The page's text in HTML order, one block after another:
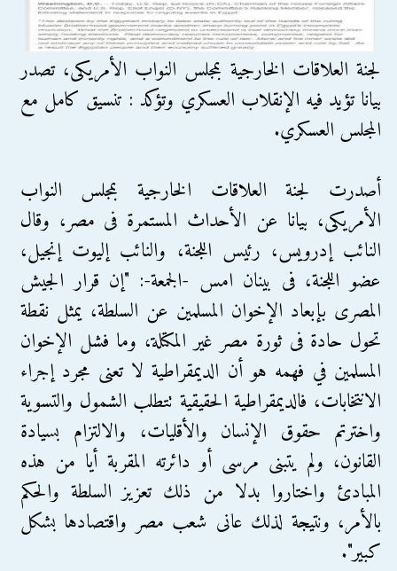
لجنة العلاقات الخارجية بمجلس النواب الأمريكى، تصدر
بيانا تؤيد فيه الإنقلاب العسكري وتؤكد : تنسيق كامل مع
المجلس العسكري.
أصدرت لجنة العلاقات الخارجية بمجلس النواب
الأمريكى، بيانا عن الأحداث المستمرة فى مصر، وقال
النائب إدرويس، رئيس اللجنة، والنائب إليوت إنجيل،
عضو اللجنة، فى بينان امس -الجمعة-: "إن قرار الجيش
المصرى بإبعاد الإخوان المسلمين عن السلطة، يمثل نقطة
تحول حادة فى ثورة مصر غير المكتلة، وما فشل الإخوان
المسلمين في فهمه هو أن الديمقراطية لا تعنى مجرد إجراء
الانتخابات، فالديمقراطية الحقيقية تتطلب الشمول والتسوية
واخترتم حقوق الإنسان والأقليات، والالتزام بسيادة
القانون، ولم يتبنى مرسى أو دائرته المقربة أيا من هذه
المبادئ واختاروا بدلا من ذلك تعزيز السلطة والحكم
بالأمر، ونتيجة لذلك عانى شعب مصر واقتصادها بشكل
كبير".